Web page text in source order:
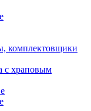
комплектовщики
с храповым